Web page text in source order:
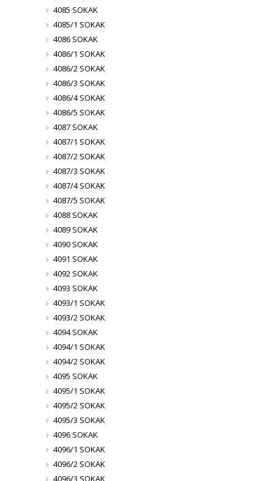
4085 SOKAK
4085/1 SOKAK
4086 SOKAK
4086/1 SOKAK
4086/2 SOKAK
4086/3 SOKAK
4086/4 SOKAK
4086/5 SOKAK
4087 SOKAK
4087/1 SOKAK
4087/2 SOKAK
4087/3 SOKAK
4087/4 SOKAK
4087/5 SOKAK
4088 SOKAK
4089 SOKAK
4090 SOKAK
4091 SOKAK
4092 SOKAK
4093 SOKAK
4093/1 SOKAK
4093/2 SOKAK
4094 SOKAK
4094/1 SOKAK
4094/2 SOKAK
4095 SOKAK
4095/1 SOKAK
4095/2 SOKAK
4095/3 SOKAK
4096 SOKAK
4096/1 SOKAK
4096/2 SOKAK
4096/3 SOKAK